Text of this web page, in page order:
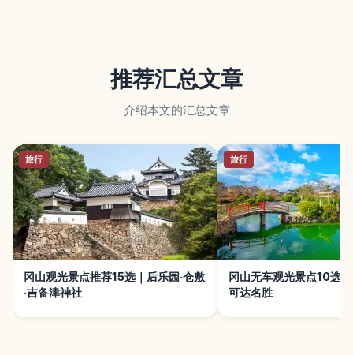
推荐汇总文章
介绍本文的汇总文章
旅行
冈山观光景点推荐15选｜后乐园·仓敷
·吉备津神社
旅行
冈山无车观光景点10选
可达名胜